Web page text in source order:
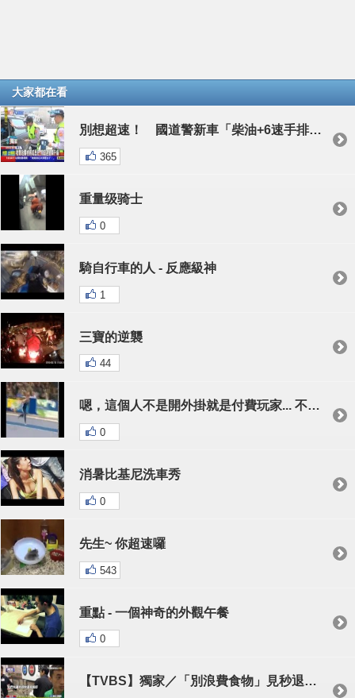
大家都在看
別想超速！ 國道警新車「柴油+6速手排」！
365
重量级骑士
0
騎自行車的人 - 反應級神
1
三寶的逆襲
44
嗯，這個人不是開外掛就是付費玩家... 不過這次真的開過頭了...
0
消暑比基尼洗車秀
0
先生~ 你超速囉
543
重點 - 一個神奇的外觀午餐
0
【TVBS】獨家／「別浪費食物」見秒退鮮奶 群眾激動開罵